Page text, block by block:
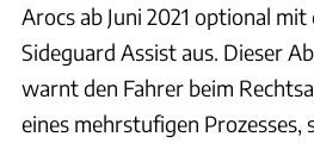
Arocs ab Juni 2021 optional
Sideguard Assist aus. Dieser
warnt den Fahrer beim
eines mehrstufigen Prozesses,